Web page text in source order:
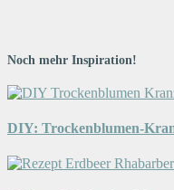
Noch mehr Inspiration!
DIY: Trockenblumen-